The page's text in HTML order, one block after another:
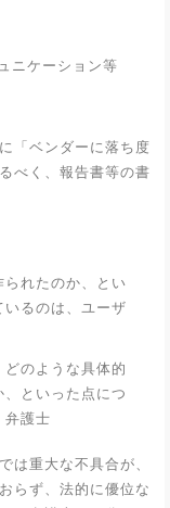
ニケーション等
「ベンダーに落ち度
べく、報告書等の書
れたのか、とい
るのは、ユーザ
のような具体的
といった点につ
弁護士
は重大な不具合が、
らず、法的に優位な